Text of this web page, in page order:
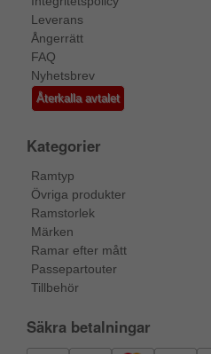
Leverans
Ångerrätt
FAQ
Nyhetsbrev
Återkalla avtalet
Kategorier
Ramtyp
Övriga produkter
Ramstorlek
Märken
Ramar efter mått
Passepartouter
Tillbehör
Säkra betalningar